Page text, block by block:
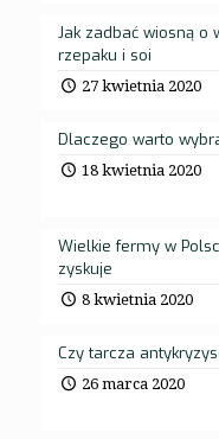
Jak zadbać wiosną o
rzepaku i soi
27 kwietnia 2020
Dlaczego warto
18 kwietnia 2020
Wielkie fermy w
zyskuje
8 kwietnia 2020
Czy tarcza
26 marca 2020